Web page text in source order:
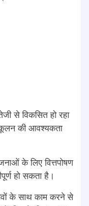
से विकसित हो रहा
की आवश्यकता
के लिए वित्तपोषण
हो सकता है।
के साथ काम करने से